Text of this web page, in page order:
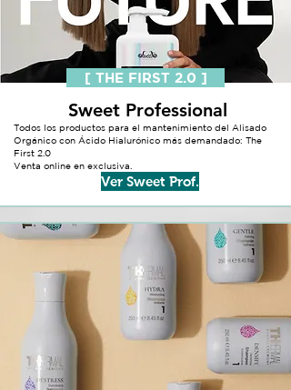
[ THE FIRST 2.0 ]
Sweet Professional
Todos los productos para el mantenimiento del Alisado
Orgánico con Ácido Hialurónico más demandado: The
First 2.0
Venta online en exclusiva.
Ver Sweet Prof.